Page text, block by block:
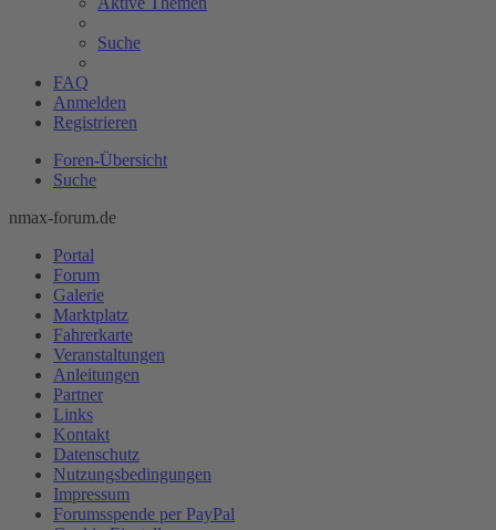
Suche
FAQ
Anmelden
Registrieren
Foren-Übersicht
Suche
nmax-forum.de
Portal
Forum
Galerie
Marktplatz
Fahrerkarte
Veranstaltungen
Anleitungen
Partner
Links
Kontakt
Datenschutz
Nutzungsbedingungen
Impressum
Forumsspende per PayPal